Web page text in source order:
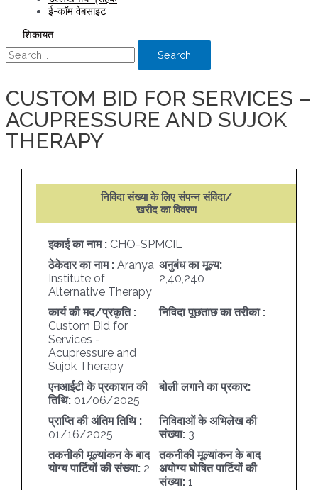
ई-कॉम वेबसाइट
शिकायत
Search
CUSTOM BID FOR SERVICES –
ACUPRESSURE AND SUJOK
THERAPY
निविदा संख्या के लिए संपन्न संविदा/
खरीद का विवरण
इकाई का नाम : CHO-SPMCIL
ठेकेदार का नाम :Aranya
Institute of
Alternative Therapy
अनुबंध का मूल्य:
2,40,240
कार्य की मद/प्रकृति :
Custom Bid for
Services -
Acupressure and
Sujok Therapy
निविदा पूछताछ का तरीका :
एनआईटी के प्रकाशन की
तिथि: 01/06/2025
बोली लगाने का प्रकार:
प्राप्ति की अंतिम तिथि :
01/16/2025
निविदाओं के अभिलेख की
संख्या: 3
तकनीकी मूल्यांकन के बाद
योग्य पार्टियों की संख्या: 2
तकनीकी मूल्यांकन के बाद
अयोग्य घोषित पार्टियों की
संख्या: 1